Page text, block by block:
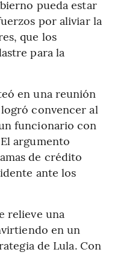
pueda estar
por aliviar la
que los
para la
en una reunión
convencer al
funcionario con
argumento
de crédito
ante los
relieve una
en un
de Lula. Con